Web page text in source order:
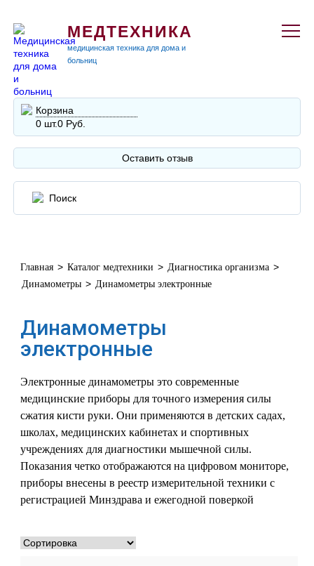
МЕДТЕХНИКА
медицинская техника для дома и
больниц
Корзина
0 шт.0 Руб.
Оставить отзыв
Главная > Каталог медтехники > Диагностика организма >
Динамометры > Динамометры электронные
Динамометры
электронные
Электронные динамометры это современные
медицинские приборы для точного измерения силы
сжатия кисти руки. Они применяются в детских садах,
школах, медицинских кабинетах и спортивных
учреждениях для диагностики мышечной силы.
Показания четко отображаются на цифровом мониторе,
приборы внесены в реестр измерительной техники с
регистрацией Минздрава и ежегодной поверкой